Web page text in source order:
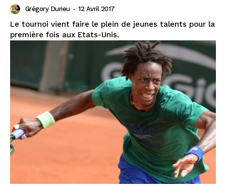
Grégory Durieu - 12 Avril 2017
Le tournoi vient faire le plein de jeunes talents pour la
première fois aux Etats-Unis.